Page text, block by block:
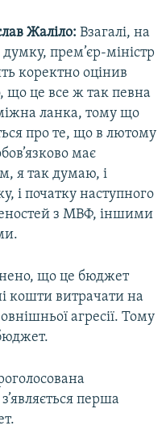
Жаліло: Взагалі, на
прем’єр-міністр
коректно оцінив
що це все ж так певна
ланка, тому що
про те, що в лютому
має
я так думаю, і
і початку наступного
з МВФ, іншими
що це бюджет
кошти витрачати на
агресії. Тому
перша